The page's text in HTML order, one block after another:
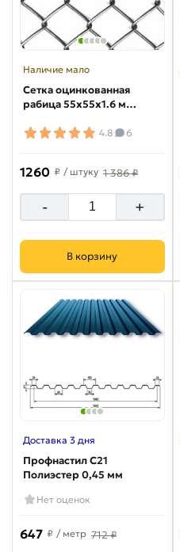
Наличие мало
Сетка оцинкованная
рабица 55х55х1.6 мм
4.8 6
1260 ₽ / штуку 1 386 ₽
- +
В корзину
Доставка 3 дня
Профнастил С21
Полиэстер 0,45 мм
Нет оценок
647 ₽ / метр 712 ₽